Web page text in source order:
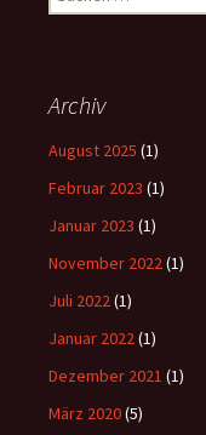
nach:
Archiv
August 2025 (1)
Februar 2023 (1)
Januar 2023 (1)
November 2022(1)
Juli 2022(1)
Januar 2022(1)
Dezember 2021 (1)
März 2020(5)